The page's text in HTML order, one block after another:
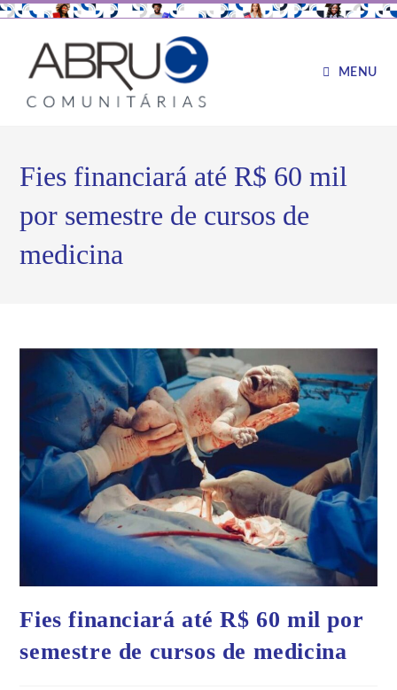
MENU
Fies financiará até R$ 60 mil
por semestre de cursos de
medicina
Fies financiará até R$ 60 mil por
semestre de cursos de medicina